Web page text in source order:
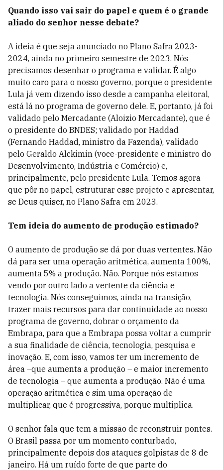
Quando isso vai sair do papel e quem é o grande
aliado do senhor nesse debate?
A ideia é que seja anunciado no Plano Safra 2023-
2024, ainda no primeiro semestre de 2023. Nós
precisamos desenhar o programa e validar. É algo
muito caro para o nosso governo, porque o presidente
Lula já vem dizendo isso desde a campanha eleitoral,
está lá no programa de governo dele. E, portanto, já foi
validado pelo Mercadante (Aloizio Mercadante), que é
o presidente do BNDES; validado por Haddad
(Fernando Haddad, ministro da Fazenda), validado
pelo Geraldo Alckimin (voce-presidente e ministro do
Desenvolvimento, Indústria e Comércio) e,
principalmente, pelo presidente Lula. Temos agora
que pôr no papel, estruturar esse projeto e apresentar,
se Deus quiser, no Plano Safra em 2023.
Tem ideia do aumento de produção estimado?
O aumento de produção se dá por duas vertentes. Não
dá para ser uma operação aritmética, aumenta 100%,
aumenta 5% a produção. Não. Porque nós estamos
vendo por outro lado a vertente da ciência e
tecnologia. Nós conseguimos, ainda na transição,
trazer mais recursos para dar continuidade ao nosso
programa de governo, dobrar o orçamento da
Embrapa, para que a Embrapa possa voltar a cumprir
a sua finalidade de ciência, tecnologia, pesquisa e
inovação. E, com isso, vamos ter um incremento de
área –que aumenta a produção – e maior incremento
de tecnologia – que aumenta a produção. Não é uma
operação aritmética e sim uma operação de
multiplicar, que é progressiva, porque multiplica.
O senhor fala que tem a missão de reconstruir pontes.
O Brasil passa por um momento conturbado,
principalmente depois dos ataques golpistas de 8 de
janeiro. Há um ruído forte de que parte do